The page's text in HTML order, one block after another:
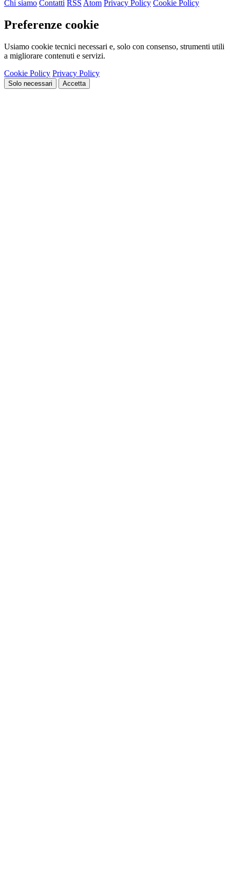
Chi siamo Contatti RSS Atom Privacy Policy Cookie Policy
Preferenze cookie
Usiamo cookie tecnici necessari e, solo con consenso, strumenti utili
a migliorare contenuti e servizi.
Cookie Policy Privacy Policy
Solo necessari Accetta